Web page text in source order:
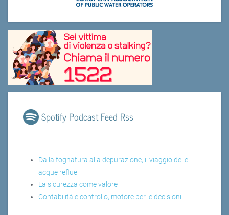
Spotify Podcast Feed Rss
Dalla fognatura alla depurazione, il viaggio delle
acque reflue
La sicurezza come valore
Contabilità e controllo, motore per le decisioni